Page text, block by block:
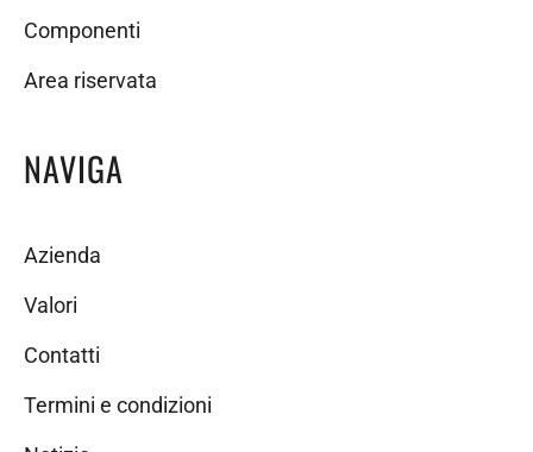
Componenti
Area riservata
NAVIGA
Azienda
Valori
Contatti
Termini e condizioni